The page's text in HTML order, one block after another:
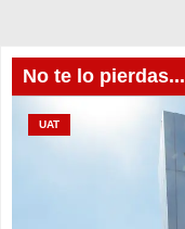
No te lo pierdas...
UAT